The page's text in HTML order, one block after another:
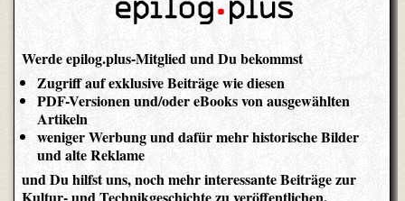
Werde epilog.plus-Mitglied und Du bekommst
Zugriff auf exklusive Beiträge wie diesen
PDF-Versionen und/oder eBooks von ausgewählten
Artikeln
weniger Werbung und dafür mehr historische Bilder
und alte Reklame
und Du hilfst uns, noch mehr interessante Beiträge zur